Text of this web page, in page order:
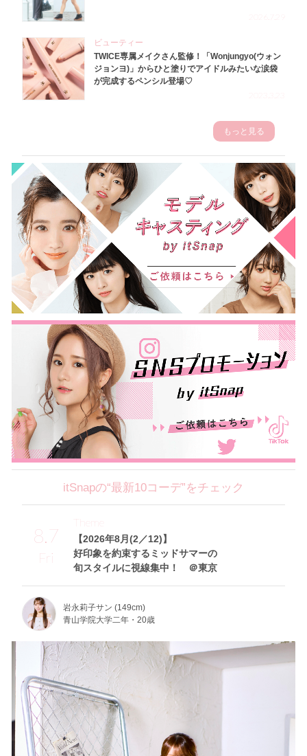
ビューティー
TWICE専属メイクさん監修！「Wonjungyo(ウォン
ジョンヨ)」からひと塗りでアイドルみたいな涙袋
が完成するペンシル登場♡
もっと見る
itSnapの“最新10コーデ”をチェック
8.7
Fri
【2026年8月(2／12)】
好印象を約束するミッドサマーの
旬スタイルに視線集中！ ＠東京
Theme
岩永莉子サン (149cm)
青山学院大学二年・20歳